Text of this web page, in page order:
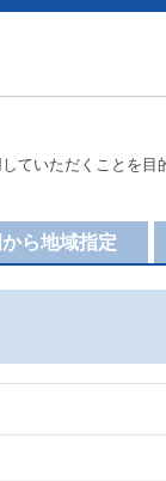
ていただくことを目
ら地域指定